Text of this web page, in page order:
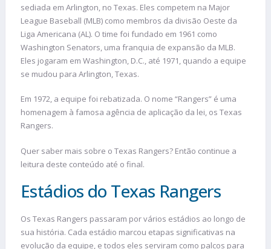
sediada em Arlington, no Texas. Eles competem na Major
League Baseball (MLB) como membros da divisão Oeste da
Liga Americana (AL). O time foi fundado em 1961 como
Washington Senators, uma franquia de expansão da MLB.
Eles jogaram em Washington, D.C., até 1971, quando a equipe
se mudou para Arlington, Texas.
Em 1972, a equipe foi rebatizada. O nome “Rangers” é uma
homenagem à famosa agência de aplicação da lei, os Texas
Rangers.
Quer saber mais sobre o Texas Rangers? Então continue a
leitura deste conteúdo até o final.
Estádios do Texas Rangers
Os Texas Rangers passaram por vários estádios ao longo de
sua história. Cada estádio marcou etapas significativas na
evolução da equipe, e todos eles serviram como palcos para